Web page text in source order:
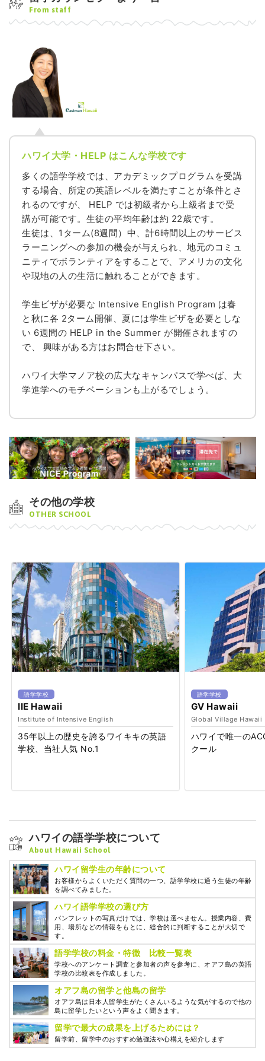
From staff
ハワイ大学・HELP はこんな学校です
多くの語学学校では、アカデミックプログラムを受講
する場合、所定の英語レベルを満たすことが条件とさ
れるのですが、 HELP では初級者から上級者まで受
講が可能です。生徒の平均年齢は約 22歳です。
生徒は、1ターム(8週間）中、計6時間以上のサービス
ラーニングへの参加の機会が与えられ、地元のコミュ
ニティでボランティアをすることで、アメリカの文化
や現地の人の生活に触れることができます。
学生ビザが必要な Intensive English Program は春
と秋に各 2ターム開催、夏には学生ビザを必要としな
い 6週間の HELP in the Summer が開催されますの
で、 興味がある方はお問合せ下さい。
ハワイ大学マノア校の広大なキャンパスで学べば、大
学進学へのモチベーションも上がるでしょう。
その他の学校
OTHER SCHOOL
語学学校
IIE Hawaii
Institute of Intensive English
35年以上の歴史を誇るワイキキの英語
学校、当社人気 No.1
語学学校
GV Hawaii
Global Village Hawaii
ハワイで唯一の
クール
ハワイの語学学校について
About Hawaii School
ハワイ留学生の年齢について
お客様からよくいただく質問の一つ、語学学校に通う生徒の年齢
を調べてみました。
ハワイ語学学校の選び方
パンフレットの写真だけでは、学校は選べません。授業内容、費
用、場所などの情報をもとに、総合的に判断することが大切で
す。
語学学校の料金・特徴 比較一覧表
学校へのアンケート調査と参加者の声を参考に、オアフ島の英語
学校の比較表を作成しました。
オアフ島の留学と他島の留学
オアフ島は日本人留学生がたくさんいるような気がするので他の
島に留学したいという声をよく聞きます。
留学で最大の成果を上げるためには？
留学前、留学中のおすすめ勉強法や心構えを紹介します